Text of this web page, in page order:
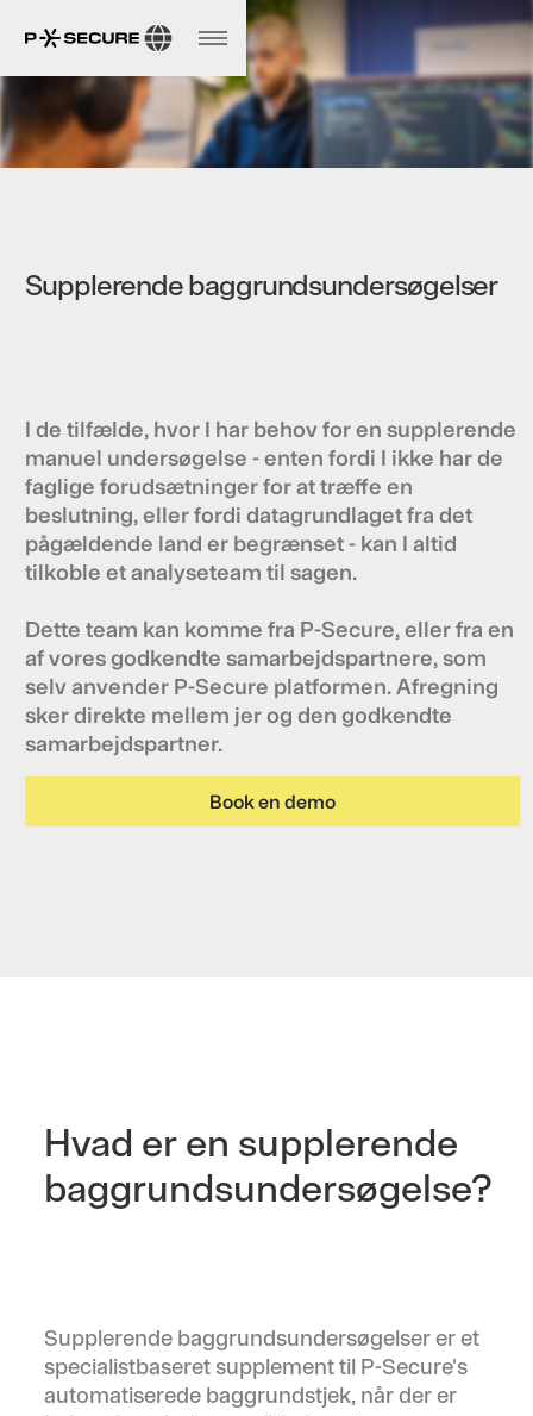
Supplerende baggrundsundersøgelser
I de tilfælde, hvor I har behov for en supplerende
manuel undersøgelse - enten fordi I ikke har de
faglige forudsætninger for at træffe en
beslutning, eller fordi datagrundlaget fra det
pågældende land er begrænset - kan I altid
tilkoble et analyseteam til sagen.
Dette team kan komme fra P-Secure, eller fra en
af vores godkendte samarbejdspartnere, som
selv anvender P-Secure platformen. Afregning
sker direkte mellem jer og den godkendte
samarbejdspartner.
Book en demo
Hvad er en supplerende
baggrundsundersøgelse?
Supplerende baggrundsundersøgelser er et
specialistbaseret supplement til P-Secure's
automatiserede baggrundstjek, når der er